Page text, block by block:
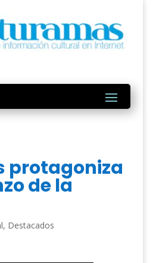
protagoniza
de la
, Destacados